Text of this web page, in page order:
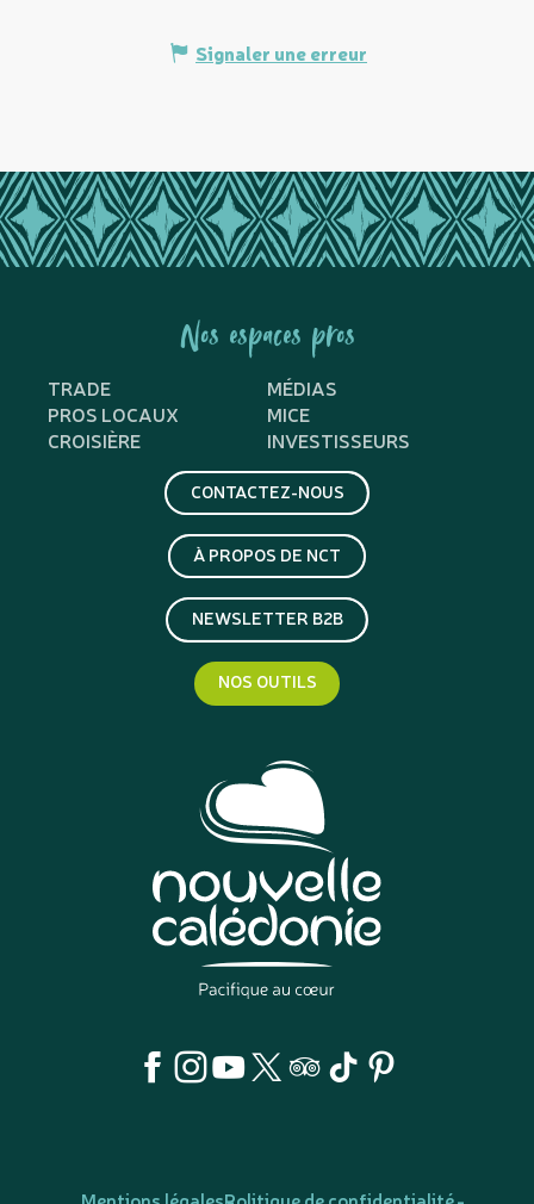
Signaler une erreur
Nos espaces pros
TRADE
MÉDIAS
PROS LOCAUX
MICE
CROISIÈRE
INVESTISSEURS
CONTACTEZ-NOUS
À PROPOS DE NCT
NEWSLETTER B2B
NOS OUTILS